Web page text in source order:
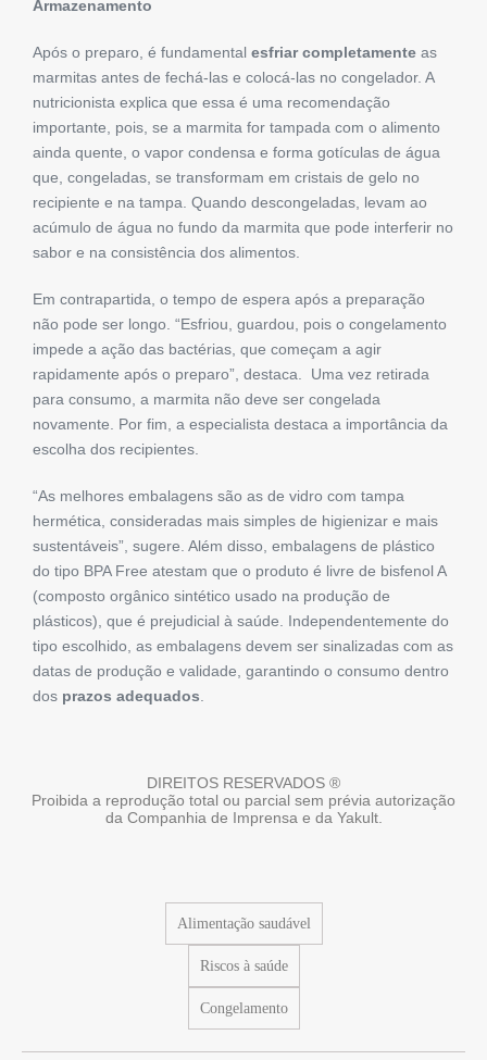
Armazenamento
Após o preparo, é fundamental esfriar completamente as
marmitas antes de fechá-las e colocá-las no congelador. A
nutricionista explica que essa é uma recomendação
importante, pois, se a marmita for tampada com o alimento
ainda quente, o vapor condensa e forma gotículas de água
que, congeladas, se transformam em cristais de gelo no
recipiente e na tampa. Quando descongeladas, levam ao
acúmulo de água no fundo da marmita que pode interferir no
sabor e na consistência dos alimentos.
Em contrapartida, o tempo de espera após a preparação
não pode ser longo. “Esfriou, guardou, pois o congelamento
impede a ação das bactérias, que começam a agir
rapidamente após o preparo”, destaca. Uma vez retirada
para consumo, a marmita não deve ser congelada
novamente. Por fim, a especialista destaca a importância da
escolha dos recipientes.
“As melhores embalagens são as de vidro com tampa
hermética, consideradas mais simples de higienizar e mais
sustentáveis”, sugere. Além disso, embalagens de plástico
do tipo BPA Free atestam que o produto é livre de bisfenol A
(composto orgânico sintético usado na produção de
plásticos), que é prejudicial à saúde. Independentemente do
tipo escolhido, as embalagens devem ser sinalizadas com as
datas de produção e validade, garantindo o consumo dentro
dos prazos adequados.
DIREITOS RESERVADOS ®
Proibida a reprodução total ou parcial sem prévia autorização
da Companhia de Imprensa e da Yakult.
Alimentação saudável
Riscos à saúde
Congelamento